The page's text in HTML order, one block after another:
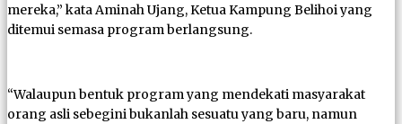
mereka,” kata Aminah Ujang, Ketua Kampung Belihoi yang
ditemui semasa program berlangsung.
“Walaupun bentuk program yang mendekati masyarakat
orang asli sebegini bukanlah sesuatu yang baru, namun